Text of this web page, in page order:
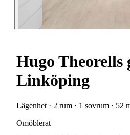
Hugo Theorells
Linköping
Lägenhet · 2 rum · 1 sovrum · 52
Omöblerat